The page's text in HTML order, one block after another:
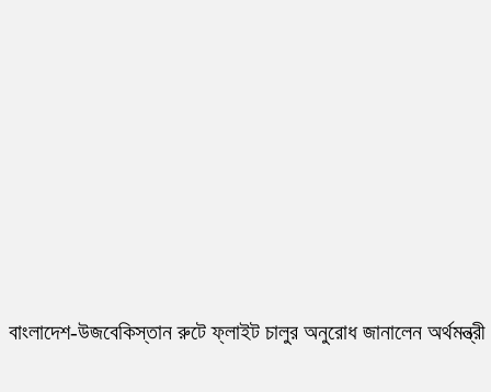
বাংলাদেশ-উজবেকিস্তান রুটে ফ্লাইট চালুর অনুরোধ জানালেন অর্থমন্ত্রী